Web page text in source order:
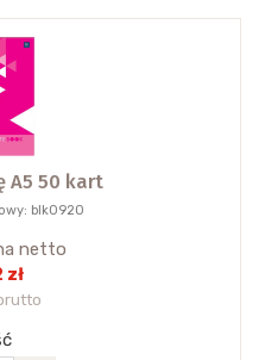
A5 50 kart
blk0920
netto
zł